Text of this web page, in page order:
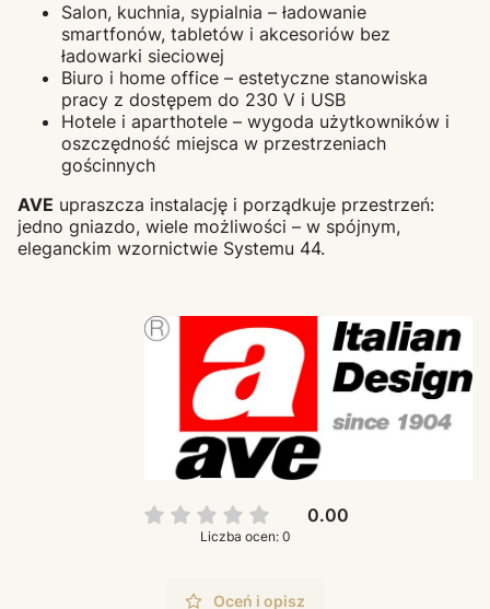
Salon, kuchnia, sypialnia – ładowanie
smartfonów, tabletów i akcesoriów bez
ładowarki sieciowej
Biuro i home office – estetyczne stanowiska
pracy z dostępem do 230 V i USB
Hotele i aparthotele – wygoda użytkowników i
oszczędność miejsca w przestrzeniach
gościnnych
AVE upraszcza instalację i porządkuje przestrzeń:
jedno gniazdo, wiele możliwości – w spójnym,
eleganckim wzornictwie Systemu 44.
0.00
Liczba ocen: 0
Oceń i opisz